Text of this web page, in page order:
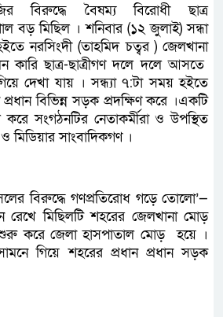
বিরুদ্ধে বৈষম্য বিরোধী ছাত্র
বড় মিছিল । শনিবার (১২ জুলাই) সন্ধা
নরসিংদী (তাহমিদ চত্বর ) জেলখানা
ছাত্র-ছাত্রীগণ দলে দলে আসতে
দেখা যায় । সন্ধ্যা ৭:টা সময় হইতে
বিভিন্ন সড়ক প্রদক্ষিণ করে ।একটি
করে সংগঠনটির নেতাকর্মীরা ও উপস্থিত
মিডিয়ার সাংবাদিকগণ ।
বিরুদ্ধে গণপ্রতিরোধ গড়ে তোলো’—
রেখে মিছিলটি শহরের জেলখানা মোড়
শুরু করে জেলা হাসপাতাল মোড় হয়ে ।
গিয়ে শহরের প্রধান প্রধান সড়ক